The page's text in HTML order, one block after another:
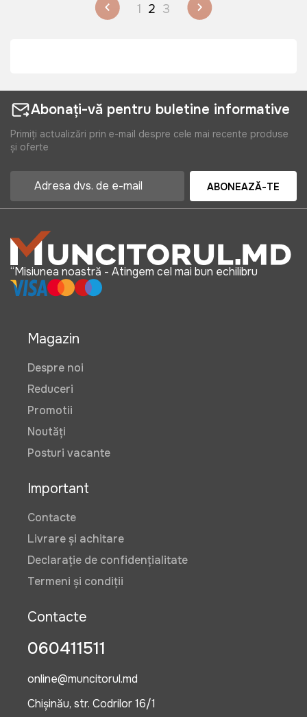
1 2 3
Abonați-vă pentru buletine informative
Primiți actualizări prin e-mail despre cele mai recente produse
și oferte
ABONEAZĂ-TE
“Misiunea noastră - Atingem cel mai bun echilibru
Magazin
Despre noi
Reduceri
Promotii
Noutăți
Posturi vacante
Important
Contacte
Livrare și achitare
Declarație de confidențialitate
Termeni și condiții
Contacte
060411511
online@muncitorul.md
Chișinău, str. Codrilor 16/1